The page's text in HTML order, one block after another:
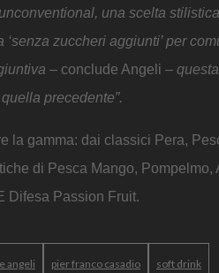
una scelta
zuccheri aggiunti’ per
– conclude Angeli –
precedente”.
la gamma: dai classici Pera,
di Pesca Mango, Pompelmo,
Difesa Passion Fruit.
angeli pier franco casadio soft drink